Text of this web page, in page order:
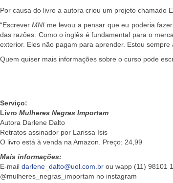
Por causa do livro a autora criou um projeto chamado
“EscreverMNI me levou a pensar que eu poderia
das razões. Como o inglês é fundamental para o
exterior. Eles não pagam para aprender. Estou sempre
Quem quiser mais informações sobre o curso pode
Serviço:
Livro Mulheres Negras Importam
Autora Darlene Dalto
Retratos assinador por Larissa Isis
O livro está à venda na Amazon. Preço: 24,99
Mais informações:
E-mail darlene_dalto@uol.com.br ou wapp (11) 98101
@mulheres_negras_importam no instagram